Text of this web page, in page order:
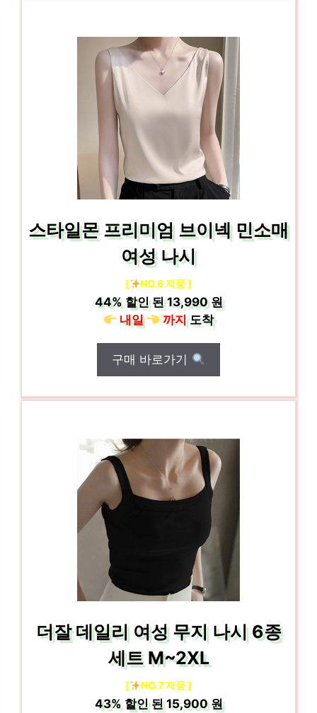
스타일몬 프리미엄 브이넥 민소매
여성 나시
[ NO.6 제품 ]
44%할인 된13,990 원
내일
까지도착
구매 바로가기
더잘 데일리 여성 무지 나시 6종
세트 M~2XL
[ NO.7 제품 ]
43%할인 된15,900 원